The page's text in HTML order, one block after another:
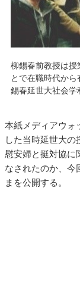
柳錫春前教授は授
とで在職時代か
錫春延世大社会
本紙メディアウォ
した当時延世大の
慰安婦と挺対協に
なされたのか、今
まを公開する。